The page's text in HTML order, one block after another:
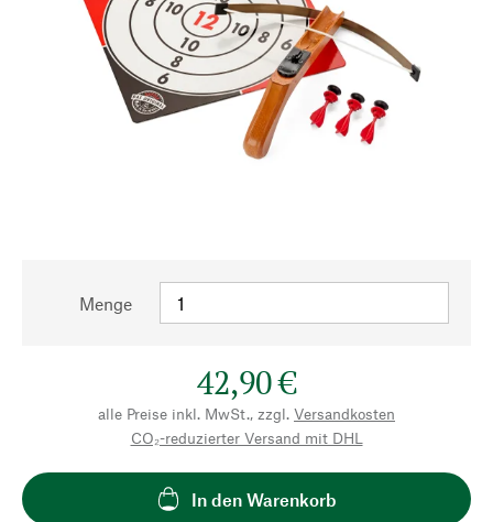
Menge
42,90 €
alle Preise inkl. MwSt., zzgl. Versandkosten
CO₂-reduzierter Versand mit DHL
In den Warenkorb